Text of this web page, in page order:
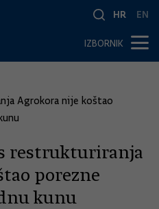
HR EN
IZBORNIK
Agrokora nije koštao
restrukturiranja
porezne
kunu